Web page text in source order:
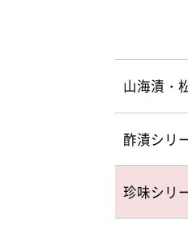
山海漬・
酢漬シリ
珍味シリ